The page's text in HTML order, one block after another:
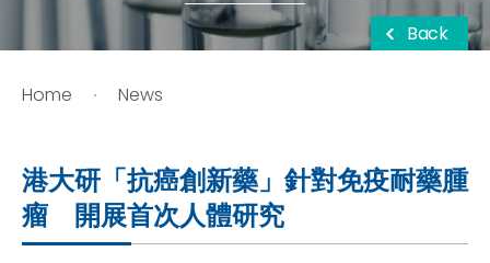
Home News
Back
港大研「抗癌創新藥」針對免疫耐藥腫
瘤 開展首次人體研究
Careers
Teaching
Service